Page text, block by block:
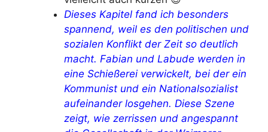
Dieses Kapitel fand ich besonders
spannend, weil es den politischen und
sozialen Konflikt der Zeit so deutlich
macht. Fabian und Labude werden in
eine Schießerei verwickelt, bei der ein
Kommunist und ein Nationalsozialist
aufeinander losgehen. Diese Szene
zeigt, wie zerrissen und angespannt